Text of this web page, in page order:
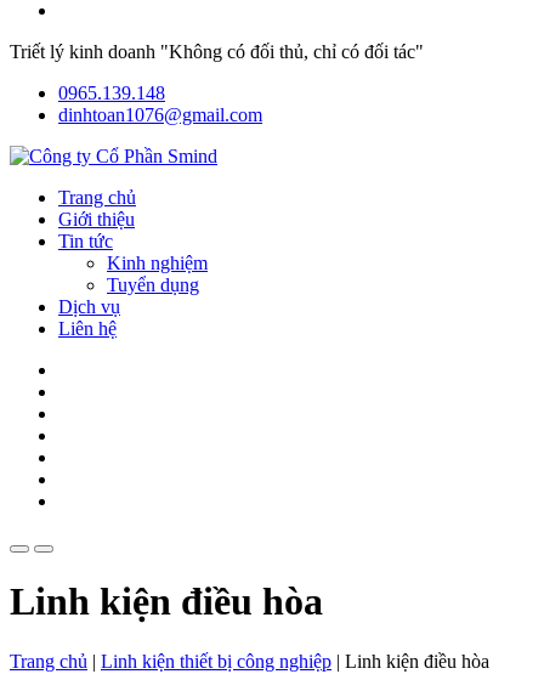
Triết lý kinh doanh "Không có đối thủ, chỉ có đối tác"
0965.139.148
dinhtoan1076@gmail.com
Trang chủ
Giới thiệu
Tin tức
Kinh nghiệm
Tuyển dụng
Dịch vụ
Liên hệ
Linh kiện điều hòa
Trang chủ | Linh kiện thiết bị công nghiệp | Linh kiện điều hòa